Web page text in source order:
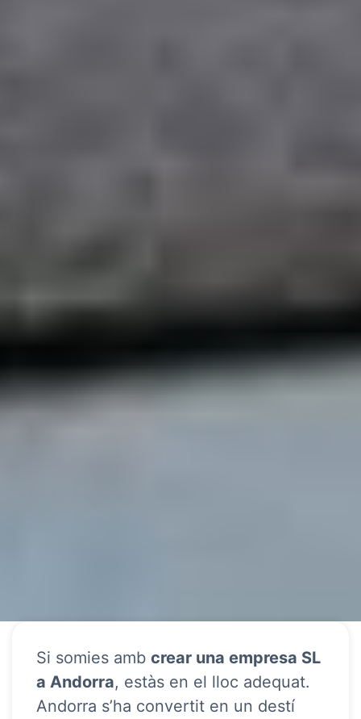
Si somies amb crear una empresa SL
a Andorra, estàs en el lloc adequat.
Andorra s’ha convertit en un destí